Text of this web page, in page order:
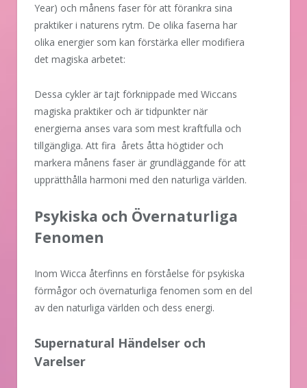
Year) och månens faser för att förankra sina
praktiker i naturens rytm. De olika faserna har
olika energier som kan förstärka eller modifiera
det magiska arbetet:
Dessa cykler är tajt förknippade med Wiccans
magiska praktiker och är tidpunkter när
energierna anses vara som mest kraftfulla och
tillgängliga. Att fira årets åtta högtider och
markera månens faser är grundläggande för att
upprätthålla harmoni med den naturliga världen.
Psykiska och Övernaturliga
Fenomen
Inom Wicca återfinns en förståelse för psykiska
förmågor och övernaturliga fenomen som en del
av den naturliga världen och dess energi.
Supernatural Händelser och
Varelser